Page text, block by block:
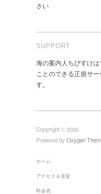
さい
SUPPORT
海の案内人ちびすけ
ことのできる正規サ
す。
Copyright © 2026
Powered byOxygen
ホーム
アクセス＆送迎
料金表